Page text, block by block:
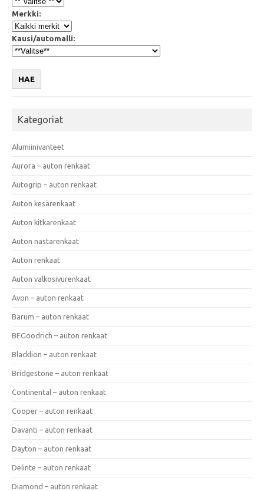
Merkki:
Kausi/automalli:
HAE
Kategoriat
Alumiinivanteet
Aurora – auton renkaat
Autogrip – auton renkaat
Auton kesärenkaat
Auton kitkarenkaat
Auton nastarenkaat
Auton renkaat
Auton valkosivurenkaat
Avon – auton renkaat
Barum – auton renkaat
BFGoodrich – auton renkaat
Blacklion – auton renkaat
Bridgestone – auton renkaat
Continental – auton renkaat
Cooper – auton renkaat
Davanti – auton renkaat
Dayton – auton renkaat
Delinte – auton renkaat
Diamond – auton renkaat